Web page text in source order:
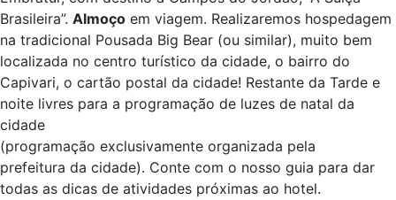
Brasileira”. Almoço em viagem. Realizaremos hospedagem
na tradicional Pousada Big Bear (ou similar), muito bem
localizada no centro turístico da cidade, o bairro do
Capivari, o cartão postal da cidade! Restante da Tarde e
noite livres para a programação de luzes de natal da
cidade
(programação exclusivamente organizada pela
prefeitura da cidade). Conte com o nosso guia para dar
todas as dicas de atividades próximas ao hotel.